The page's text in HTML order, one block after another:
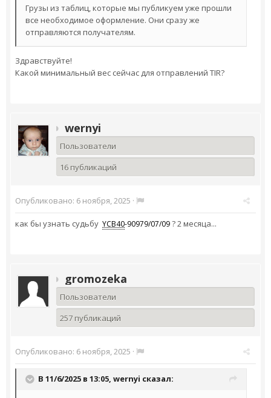
Грузы из таблиц, которые мы публикуем уже прошли
все необходимое оформление. Они сразу же
отправляются получателям.
Здравствуйте!
Какой минимальный вес сейчас для отправлений TIR?
wernyi
Пользователи
16 публикаций
Опубликовано: 6 ноября, 2025 ·
как бы узнать судьбу YCB40-90979/07/09? 2 месяца...
gromozeka
Пользователи
257 публикаций
Опубликовано: 6 ноября, 2025 ·
В 11/6/2025 в 13:05, wernyi сказал: